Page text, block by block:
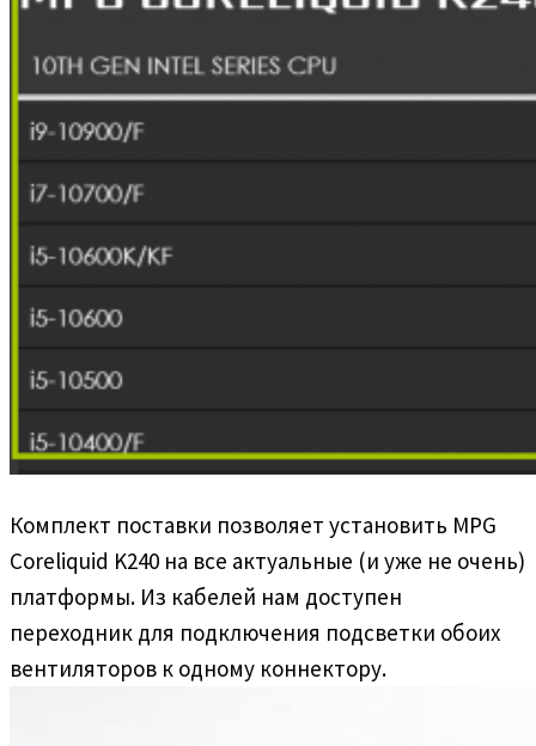
Комплект поставки позволяет установить MPG
Coreliquid K240 на все актуальные (и уже не очень)
платформы. Из кабелей нам доступен
переходник для подключения подсветки обоих
вентиляторов к одному коннектору.